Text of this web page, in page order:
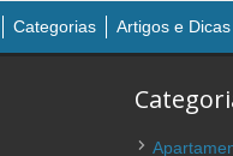
Categorias Artigos e Dicas